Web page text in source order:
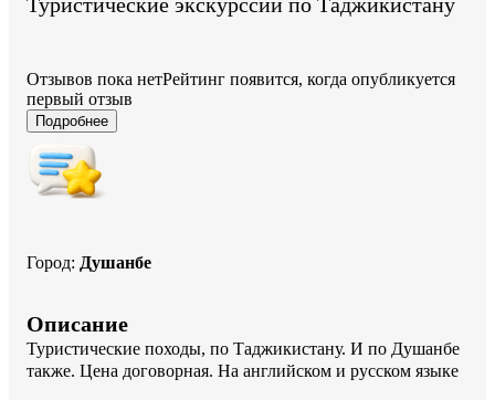
Отзывов пока нетРейтинг появится, когда опубликуется
первый отзыв
Подробнее
Город: Душанбе
Описание
Туристические походы, по Таджикистану. И по Душанбе
также. Цена договорная. На английском и русском языке